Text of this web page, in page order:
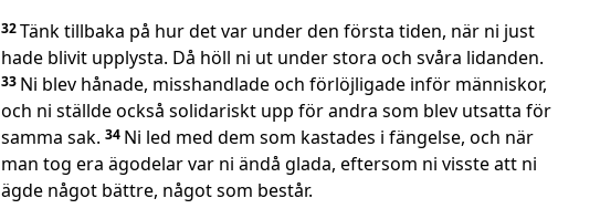
32Tänk tillbaka på hur det var under den första tiden, när ni just
hade blivit upplysta. Då höll ni ut under stora och svåra lidanden.
33 Ni blev hånade, misshandlade och förlöjligade inför människor,
och ni ställde också solidariskt upp för andra som blev utsatta för
samma sak. 34 Ni led med dem som kastades i fängelse, och när
man tog era ägodelar var ni ändå glada, eftersom ni visste att ni
ägde något bättre, något som består.